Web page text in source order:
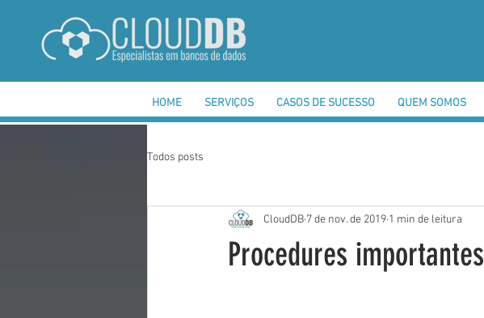
HOME SERVIÇOS CASOS DE SUCESSO QUEM SOMOS
Todos posts
Procedures importantes
CloudDB 7 de nov. de 2019 1 min de leitura